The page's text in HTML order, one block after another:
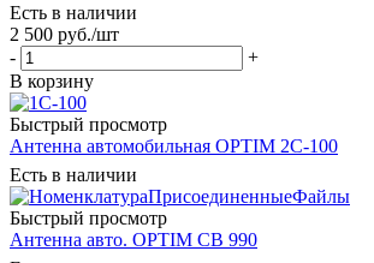
Есть в наличии
2 500 руб./шт
-
+
В корзину
Быстрый просмотр
Антенна автомобильная OPTIM 2C-100
Есть в наличии
Быстрый просмотр
Антенна авто. OPTIM CB 990